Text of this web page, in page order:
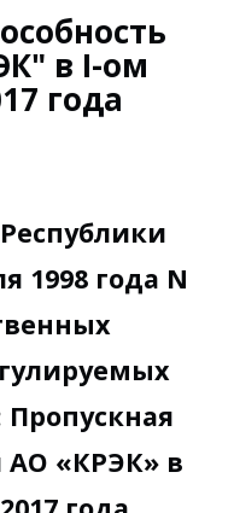
в I-ом
года
1998 года N
Пропускная
АО «КРЭК» в